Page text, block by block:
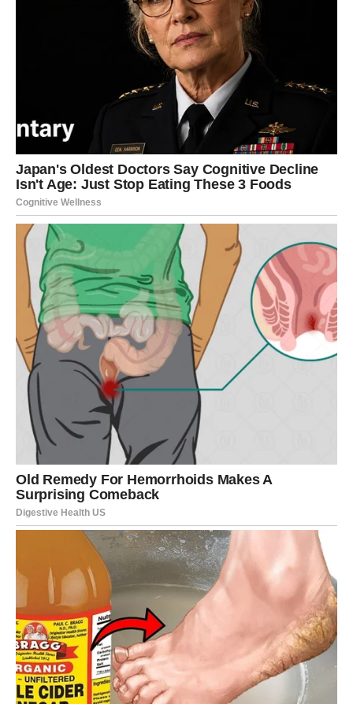
ne preuzmete tuđe obaveze.
U ljubavi – partner primećuje vašu promenu
raspoloženja. Ako ste slobodni, razmišljate o osobi koja
vam je nekada značila mnogo.
Veče donosi introspekciju i potrebu da se povučete.
LAV
Utorak vam donosi priliku da se istaknete. Moguće je
priznanje ili pohvala na poslu. Iskoristite dan za
pokretanje ideje koju već dugo planirate.
U ljubavi – privlačite pažnju gde god se pojavite. Ako ste
u vezi, strast je naglašena. Ako ste slobodni – flert je
gotovo neizbežan.
Energija jaka, ali ne preterujte sa tempom.
DEVICA
Dan je idealan za organizaciju. Završavate obaveze koje
su se gomilale. Moguć je razgovor sa nadređenima koji
vam ide u korist.
U ljubavi – partner traži više spontanosti. Ako ste sami,
neko vas posmatra već neko vreme, ali čeka pravi
trenutak.
Obratite pažnju na ishranu i unos tečnosti.
VAGA